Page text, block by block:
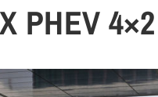
PHEV 4×2